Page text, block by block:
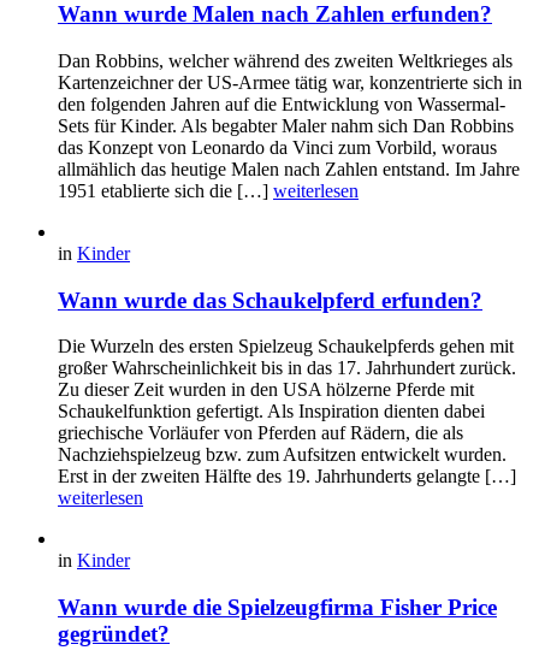
Wann wurde Malen nach Zahlen erfunden?
Dan Robbins, welcher während des zweiten Weltkrieges als
Kartenzeichner der US-Armee tätig war, konzentrierte sich in
den folgenden Jahren auf die Entwicklung von Wassermal-
Sets für Kinder. Als begabter Maler nahm sich Dan Robbins
das Konzept von Leonardo da Vinci zum Vorbild, woraus
allmählich das heutige Malen nach Zahlen entstand. Im Jahre
1951 etablierte sich die […] weiterlesen
in Kinder
Wann wurde das Schaukelpferd erfunden?
Die Wurzeln des ersten Spielzeug Schaukelpferds gehen mit
großer Wahrscheinlichkeit bis in das 17. Jahrhundert zurück.
Zu dieser Zeit wurden in den USA hölzerne Pferde mit
Schaukelfunktion gefertigt. Als Inspiration dienten dabei
griechische Vorläufer von Pferden auf Rädern, die als
Nachziehspielzeug bzw. zum Aufsitzen entwickelt wurden.
Erst in der zweiten Hälfte des 19. Jahrhunderts gelangte […]
weiterlesen
in Kinder
Wann wurde die Spielzeugfirma Fisher Price
gegründet?